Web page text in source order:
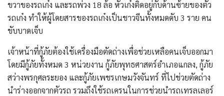
ขวาของรถเก๋ง และรถพ่วง 18 ล้อ หัวเก๋งติดอยู่กับด้านซ้ายของตัว
รถเก๋ง ทำให้ผู้โดยสารของรถเก๋งเป็นชาวจีนทั้งหมดดับ 3 ราย คน
ขับบาดเจ็บ
เจ้าหน้าที่กู้ภัยต้องใช้เครื่องมือตัดถ่างเพื่อช่วยเหลือคนเจ็บออกมา
โดยมีกู้ภัยทั้งหมด 3 หน่วยงาน กู้ภัยพุทธศาสตร์อำเภอแกลง, กู้ภัย
สว่างพรกุศลระยอง และกู้ภัยเพชรเกษมวังจันทร์ ที่ไปช่วยตัดถ่าง
นำร่างออกจากตัวรถ รวมถึงใช้รถเครนในการช่วยนำรถเทรลเลอร์